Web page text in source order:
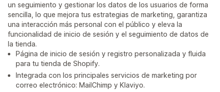
un seguimiento y gestionar los datos de los usuarios de forma
sencilla, lo que mejora tus estrategias de marketing, garantiza
una interacción más personal con el público y eleva la
funcionalidad de inicio de sesión y el seguimiento de datos de
la tienda.
Página de inicio de sesión y registro personalizada y fluida
para tu tienda de Shopify.
Integrada con los principales servicios de marketing por
correo electrónico: MailChimp y Klaviyo.